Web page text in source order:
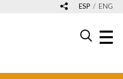
ESP ENG